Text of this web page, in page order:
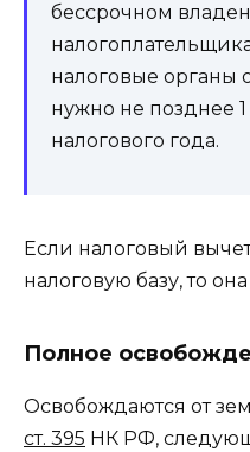
бессрочном
налоговые органы
нужно не позднее
налогового года.
Если налоговый
налоговую базу, то
Полное
Освобождаются от
ст. 395 НК РФ,